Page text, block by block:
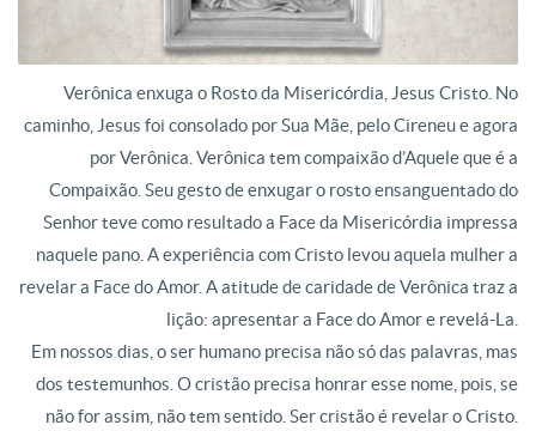
Verônica enxuga o Rosto da Misericórdia, Jesus Cristo. No
caminho, Jesus foi consolado por Sua Mãe, pelo Cireneu e agora
por Verônica. Verônica tem compaixão d’Aquele que é a
Compaixão. Seu gesto de enxugar o rosto ensanguentado do
Senhor teve como resultado a Face da Misericórdia impressa
naquele pano. A experiência com Cristo levou aquela mulher a
revelar a Face do Amor. A atitude de caridade de Verônica traz a
lição: apresentar a Face do Amor e revelá-La.
Em nossos dias, o ser humano precisa não só das palavras, mas
dos testemunhos. O cristão precisa honrar esse nome, pois, se
não for assim, não tem sentido. Ser cristão é revelar o Cristo.